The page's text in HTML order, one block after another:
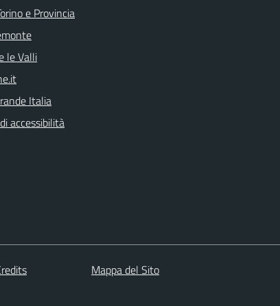
e Provincia
le Valli
Italia
accessibilità
Mappa del Sito